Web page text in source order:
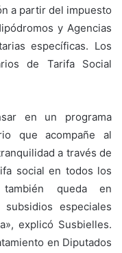
a partir del impuesto
y Agencias
específicas. Los
de Tarifa Social
en un programa
que acompañe al
a través de
social en todos los
queda en
especiales
explicó Susbielles.
en Diputados